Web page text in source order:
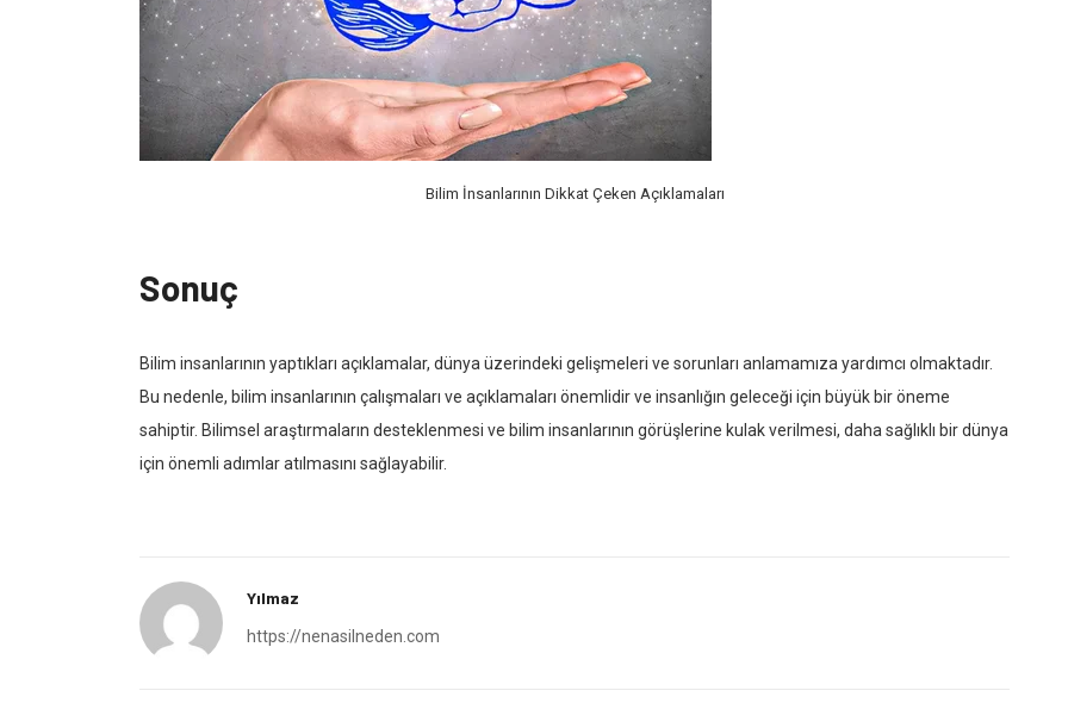
Bilim İnsanlarının Dikkat Çeken Açıklamaları
Sonuç
Bilim insanlarının yaptıkları açıklamalar, dünya üzerindeki gelişmeleri ve sorunları anlamamıza yardımcı olmaktadır.
Bu nedenle, bilim insanlarının çalışmaları ve açıklamaları önemlidir ve insanlığın geleceği için büyük bir öneme
sahiptir. Bilimsel araştırmaların desteklenmesi ve bilim insanlarının görüşlerine kulak verilmesi, daha sağlıklı bir dünya
için önemli adımlar atılmasını sağlayabilir.
Yılmaz
https://nenasilneden.com